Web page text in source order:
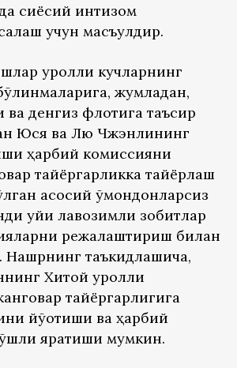
сиёсий интизом
учун масъулдир.
қуролли кучларнинг
жумладан,
ва денгиз флотига таъсир
Юся ва Лю Чжэнлининг
ҳарбий комиссияни
тайёргарликка тайёрлаш
асосий қўмондонларсиз
қуйи лавозимли зобитлар
режалаштириш билан
Нашрнинг таъкидлашича,
Хитой қуролли
тайёргарлигига
йўқотиши ва ҳарбий
яратиши мумкин.